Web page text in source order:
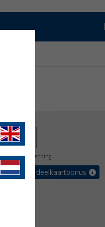
€ 399,00
gratis verzending
de voordeelkaartbonus